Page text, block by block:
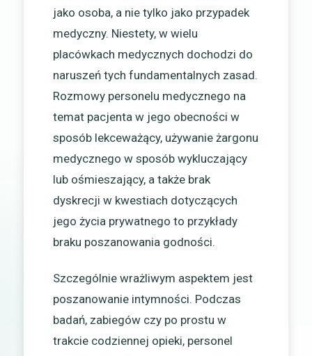
jako osoba, a nie tylko jako przypadek
medyczny. Niestety, w wielu
placówkach medycznych dochodzi do
naruszeń tych fundamentalnych zasad.
Rozmowy personelu medycznego na
temat pacjenta w jego obecności w
sposób lekceważący, używanie żargonu
medycznego w sposób wykluczający
lub ośmieszający, a także brak
dyskrecji w kwestiach dotyczących
jego życia prywatnego to przykłady
braku poszanowania godności.
Szczególnie wrażliwym aspektem jest
poszanowanie intymności. Podczas
badań, zabiegów czy po prostu w
trakcie codziennej opieki, personel